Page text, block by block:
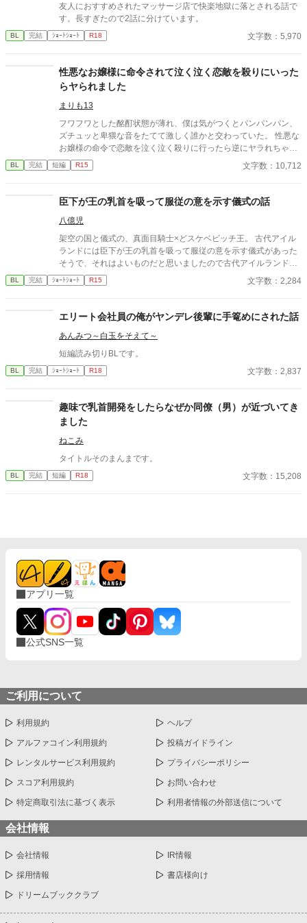
友人におすすめされたマッサージ店で快楽地獄に落とされる話で
す。長すぎたので2話に分けています。
BL 完結 ｼｮｰﾄｼｮｰﾄ R18 文字数：5,970
性悪なお嬢様に命令されて泣く泣く恋敵を殺りにいった
らヤられました
まりも13
フワフワとした酩酊状態が薄れ、僕は気がつくとパンパンパン、
ズチュッと卑猥な音をたてて激しく誰かと交わっていた。 性悪な
お嬢様の命令で恋敵を泣く泣く殺りに行ったら逆にヤラれちゃっ
た、ちょっとアホな子の話です。 （ムーンライトノベルにも掲載
しています）
BL 完結 短編 R15 文字数：10,712
臣下が王の乳首を吸って服従の意を示す儀式の話
八億児
架空の国と儀式の、真面目騎士×どスケベビッチ王。 古代アイル
ランドには臣下が王の乳首を吸って服従の意を示す儀式があった
そうで、それはよいものだと思いましたので古代アイルランドと
は特に関係なく王の乳首を吸ってもらいました。
BL 完結 ｼｮｰﾄｼｮｰﾄ R15 文字数：2,284
エリート会社員の俺がヤンデレ後輩に手篭めにされた話
あんみつ～白玉をそえて～
短編読み切りBLです。
BL 完結 ｼｮｰﾄｼｮｰﾄ R18 文字数：2,837
趣味で乳首開発をしたらなぜか同僚（男）が近づいてき
ました
ねこみ
タイトルそのまんまです。
BL 完結 短編 R18 文字数：15,208
アプリ一覧
公式SNS一覧
ご利用について
利用規約 ヘルプ
アルファコイン利用規約 投稿ガイドライン
レンタルサービス利用規約 プライバシーポリシー
スコア利用規約 お問い合わせ
特定商取引法に基づく表示 利用者情報の外部送信について
会社情報
会社情報 IR情報
採用情報 書店様向け
ドリームブッククラブ